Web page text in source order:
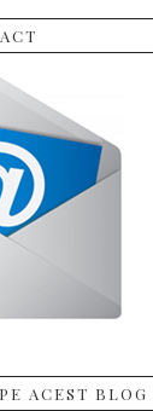
ACEST BLOG